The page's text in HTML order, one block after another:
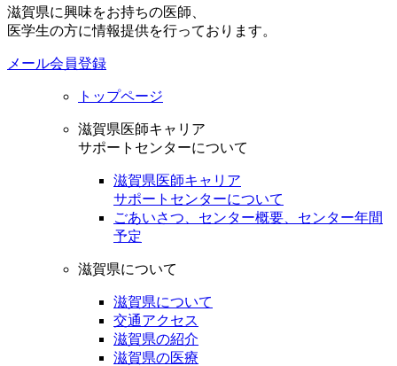
滋賀県に興味をお持ちの医師、
医学生の方に情報提供を行っております。
メール会員登録
トップページ
滋賀県医師キャリア
サポートセンターについて
滋賀県医師キャリア
サポートセンターについて
ごあいさつ、センター概要、センター年間
予定
滋賀県について
滋賀県について
交通アクセス
滋賀県の紹介
滋賀県の医療